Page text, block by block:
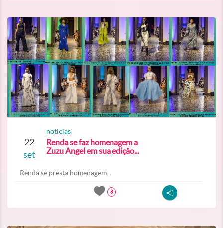
22
set
noticias
Renda se faz homenagem a
Zuzu Angel em sua edição...
Renda se presta homenagem...
8